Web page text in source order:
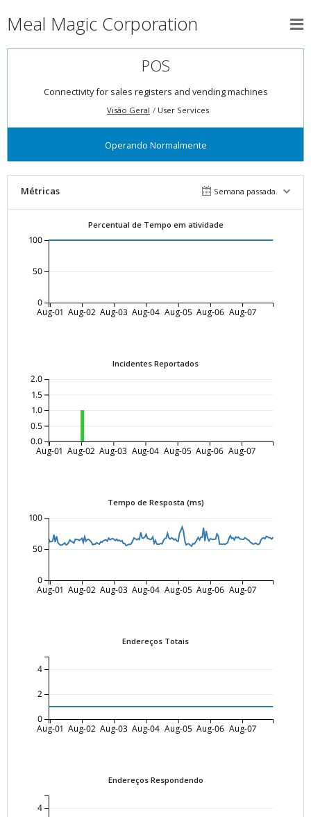
Meal Magic Corporation
POS
Connectivity for sales registers and vending machines
Visão Geral User Services
Operando Normalmente
Métricas Semana passada.
Percentual de Tempo em atividade
Aug-01 Aug-02 Aug-03 Aug-04 Aug-05 Aug-06 Aug-07
0
50
100
Incidentes Reportados
Aug-01 Aug-02 Aug-03 Aug-04 Aug-05 Aug-06 Aug-07
0.0
0.5
1.0
1.5
2.0
Tempo de Resposta (ms)
Aug-01 Aug-02 Aug-03 Aug-04 Aug-05 Aug-06 Aug-07
0
50
100
Endereços Totais
Aug-01 Aug-02 Aug-03 Aug-04 Aug-05 Aug-06 Aug-07
0
2
4
Endereços Respondendo
4